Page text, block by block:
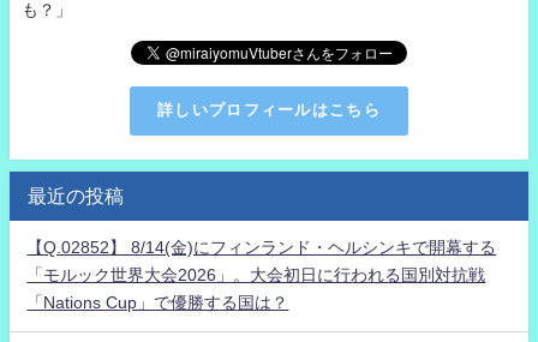
も？」
詳しいプロフィールはこちら
最近の投稿
【Q.02852】 8/14(金)にフィンランド・ヘルシンキで開幕する
「モルック世界大会2026」。大会初日に行われる国別対抗戦
「Nations Cup」で優勝する国は？